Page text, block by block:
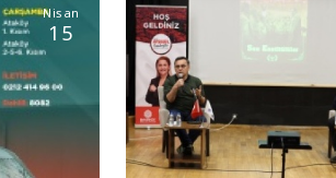
Nisan
15